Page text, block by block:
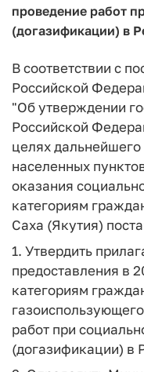
проведение работ
(догазификации) в
В соответствии с
Российской
"Об утверждении
Российской
целях
населенных
оказания
категориям
Саха (Якутия)
1. Утвердить
предоставления в
категориям
работ при
(догазификации) в